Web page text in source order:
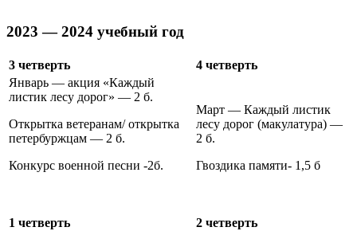
2023 — 2024 учебный год
3 четверть
4 четверть
Январь — акция «Каждый
листик лесу дорог» — 2 б.
Открытка ветеранам/ открытка
петербуржцам — 2 б.
Конкурс военной песни -2б.
Март — Каждый листик
лесу дорог (макулатура) —
2 б.
Гвоздика памяти- 1,5 б
1 четверть 2 четверть